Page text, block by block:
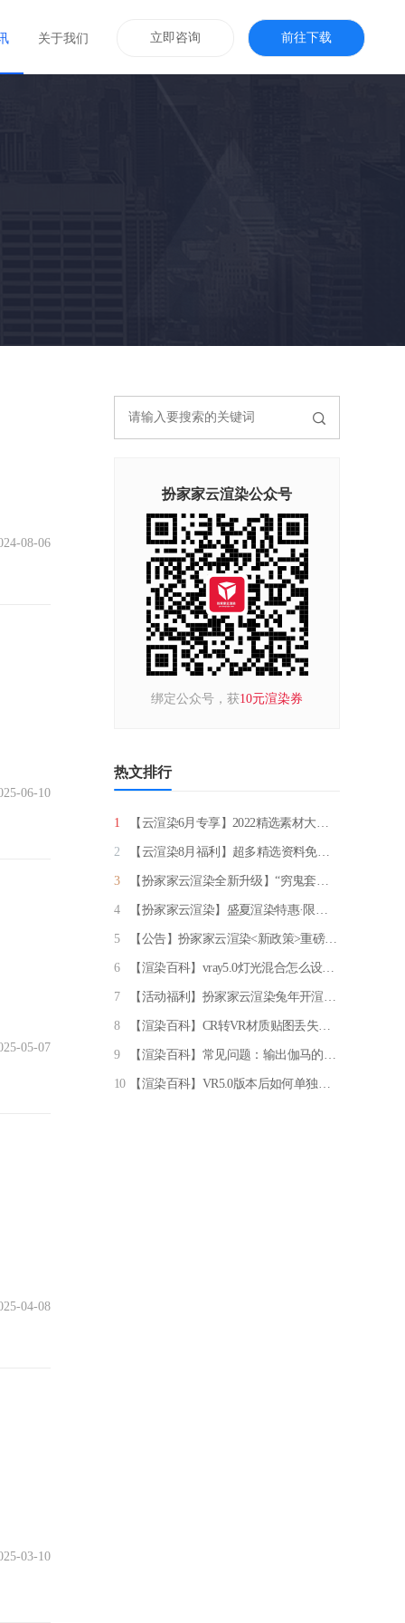
关于我们 立即咨询 前往下载
08-06
06-10
05-07
04-08
03-10
扮家家云渲染公众号
绑定公众号，获10元渲染券
热文排行
1 【云渲染6月专享】2022精选素材大放送
2 【云渲染8月福利】超多精选资料免费领取！
3 【扮家家云渲染全新升级】“穷鬼套餐” 限量发售！一元一张图，专享96线程渲图
4 【扮家家云渲染】盛夏渲染特惠·限量来袭
5 【公告】扮家家云渲染<新政策>重磅上线！
6 【渲染百科】vray5.0灯光混合怎么设置？亲测推荐实用方法！
7 【活动福利】扮家家云渲染兔年开渲有礼·百万元渲染券任性送
8 【渲染百科】CR转VR材质贴图丢失？如何重新显示！
9 【渲染百科】常见问题：输出伽马的设置（必看）
10 【渲染百科】VR5.0版本后如何单独设置某个材质细分